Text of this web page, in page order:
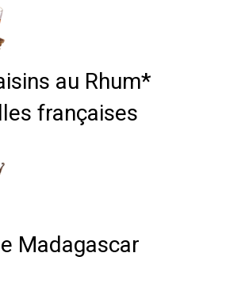
au Rhum*
françaises
Madagascar